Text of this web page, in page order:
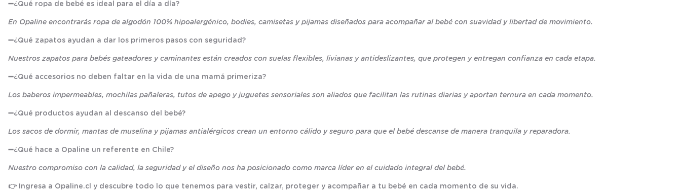
➖¿Qué ropa de bebé es ideal para el día a día?
En Opaline encontrarás ropa de algodón 100% hipoalergénico, bodies, camisetas y pijamas diseñados para acompañar al bebé con suavidad y libertad de movimiento.
➖¿Qué zapatos ayudan a dar los primeros pasos con seguridad?
Nuestros zapatos para bebés gateadores y caminantes están creados con suelas flexibles, livianas y antideslizantes, que protegen y entregan confianza en cada etapa.
➖¿Qué accesorios no deben faltar en la vida de una mamá primeriza?
Los baberos impermeables, mochilas pañaleras, tutos de apego y juguetes sensoriales son aliados que facilitan las rutinas diarias y aportan ternura en cada momento.
➖¿Qué productos ayudan al descanso del bebé?
Los sacos de dormir, mantas de muselina y pijamas antialérgicos crean un entorno cálido y seguro para que el bebé descanse de manera tranquila y reparadora.
➖¿Qué hace a Opaline un referente en Chile?
Nuestro compromiso con la calidad, la seguridad y el diseño nos ha posicionado como marca líder en el cuidado integral del bebé.
👉 Ingresa a Opaline.cl y descubre todo lo que tenemos para vestir, calzar, proteger y acompañar a tu bebé en cada momento de su vida.